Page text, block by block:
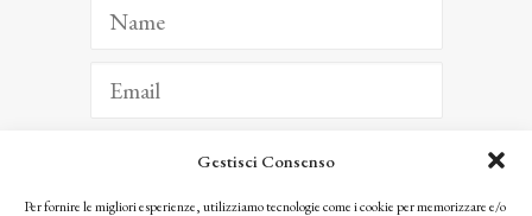
Gestisci Consenso
Per fornire le migliori esperienze, utilizziamo tecnologie come i cookie per memorizzare e/o
ISCRIVITI